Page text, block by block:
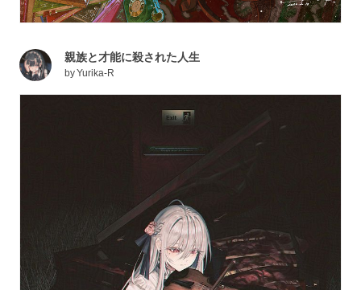
親族と才能に殺された人生
byYurika-R